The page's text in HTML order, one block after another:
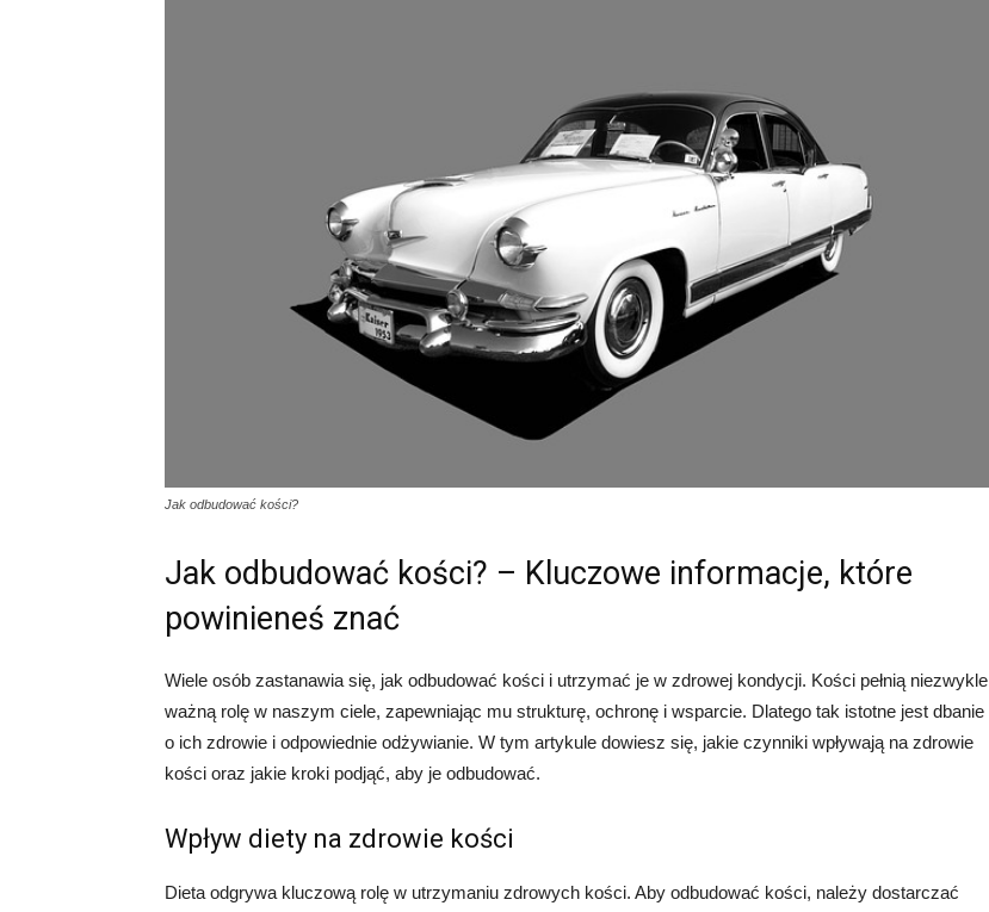
Jak odbudować kości?
Jak odbudować kości? – Kluczowe informacje, które
powinieneś znać
Wiele osób zastanawia się, jak odbudować kości i utrzymać je w zdrowej kondycji. Kości pełnią niezwykle
ważną rolę w naszym ciele, zapewniając mu strukturę, ochronę i wsparcie. Dlatego tak istotne jest dbanie
o ich zdrowie i odpowiednie odżywianie. W tym artykule dowiesz się, jakie czynniki wpływają na zdrowie
kości oraz jakie kroki podjąć, aby je odbudować.
Wpływ diety na zdrowie kości
Dieta odgrywa kluczową rolę w utrzymaniu zdrowych kości. Aby odbudować kości, należy dostarczać